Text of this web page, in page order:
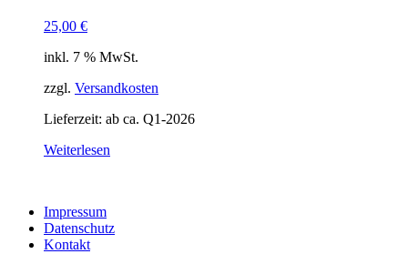
25,00 €
inkl. 7 % MwSt.
zzgl. Versandkosten
Lieferzeit: ab ca. Q1-2026
Weiterlesen
Impressum
Datenschutz
Kontakt